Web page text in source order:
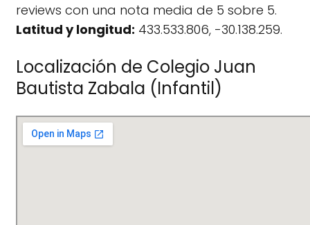
reviews con una nota media de 5 sobre 5.
Latitud y longitud: 433.533.806, -30.138.259.
Localización de Colegio Juan
Bautista Zabala (Infantil)